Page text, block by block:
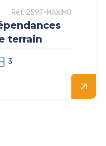
Réf. 2597-MAXIMO
terrain
3